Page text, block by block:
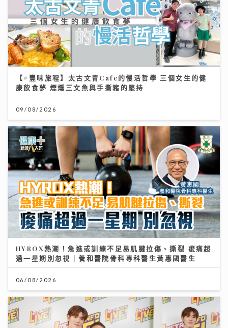
【#豐味旅程】太古文青Cafe的慢活哲學 三個女生的健
康飲食夢 煙燻三文魚與手撕豬的堅持
09/08/2026
HYROX熱潮！急進或訓練不足易肌腱拉傷、撕裂 痠痛超
過一星期別忽視｜養和醫院骨科專科醫生黃惠國醫生
06/08/2026